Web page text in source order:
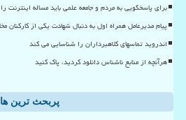
برای پاسخگویی به مردم و جامعه علمی باید مساله اینترنت
پیام مدیرعامل همراه اول به دنبال شهادت یکی از کارکنان
اندروید تماسهای کلاهبرداران را شناسایی می کند
هرآنچه از منابع ناشناس دانلود کردید، پاک کنید
پربحث ترین ها